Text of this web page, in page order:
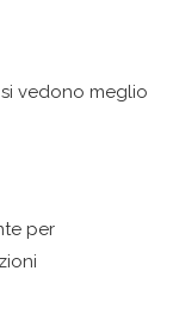
vedono meglio
per